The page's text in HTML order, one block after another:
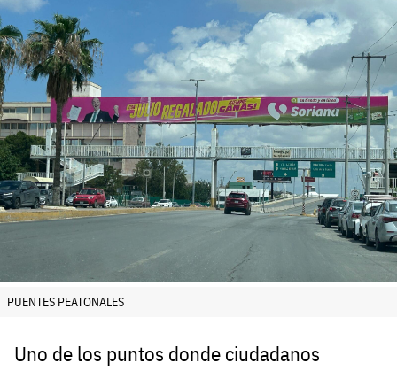
PUENTES PEATONALES
Uno de los puntos donde ciudadanos